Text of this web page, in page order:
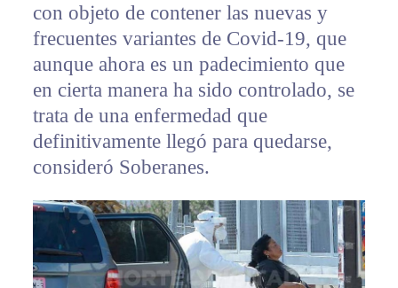
con objeto de contener las nuevas y
frecuentes variantes de Covid-19, que
aunque ahora es un padecimiento que
en cierta manera ha sido controlado, se
trata de una enfermedad que
definitivamente llegó para quedarse,
consideró Soberanes.